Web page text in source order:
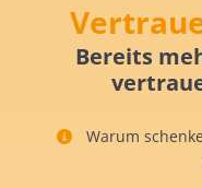
Bereits
Warum